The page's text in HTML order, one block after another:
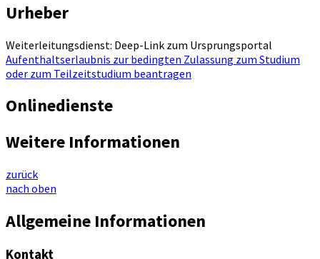
Urheber
Weiterleitungsdienst: Deep-Link zum Ursprungsportal
Aufenthaltserlaubnis zur bedingten Zulassung zum Studium
oder zum Teilzeitstudium beantragen
Onlinedienste
Weitere Informationen
zurück
nach oben
Allgemeine Informationen
Kontakt